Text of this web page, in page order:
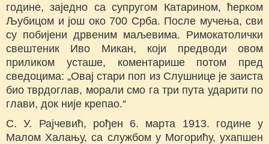
године, заједно са супругом Катарином, ћерком
Љубицом и још око 700 Срба. После мучења, сви
су побијени дрвеним маљевима. Римокатолички
свештеник Иво Микан, који предводи овом
приликом усташе, коментарише потом пред
сведоцима: „Овај стари поп из Слушнице је заиста
био тврдоглав, морали смо га три пута ударити по
глави, док није крепао.“
С. У. Рајчевић, рођен 6. марта 1913. године у
Малом Халању, са службом у Могорићу, ухапшен